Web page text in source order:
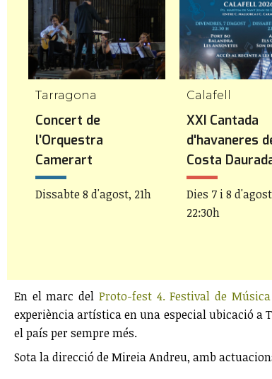
Tarragona
Concert de
l’Orquestra
Camerart
Dissabte 8 d'agost, 21h
Calafell
XXI Cantada
d'havaneres
Costa
Dies 7 i 8
22:30h
En el marc del Proto-fest 4. Festival de
experiència artística en una especial ubicació a
el país per sempre més.
Sota la direcció de Mireia Andreu, amb